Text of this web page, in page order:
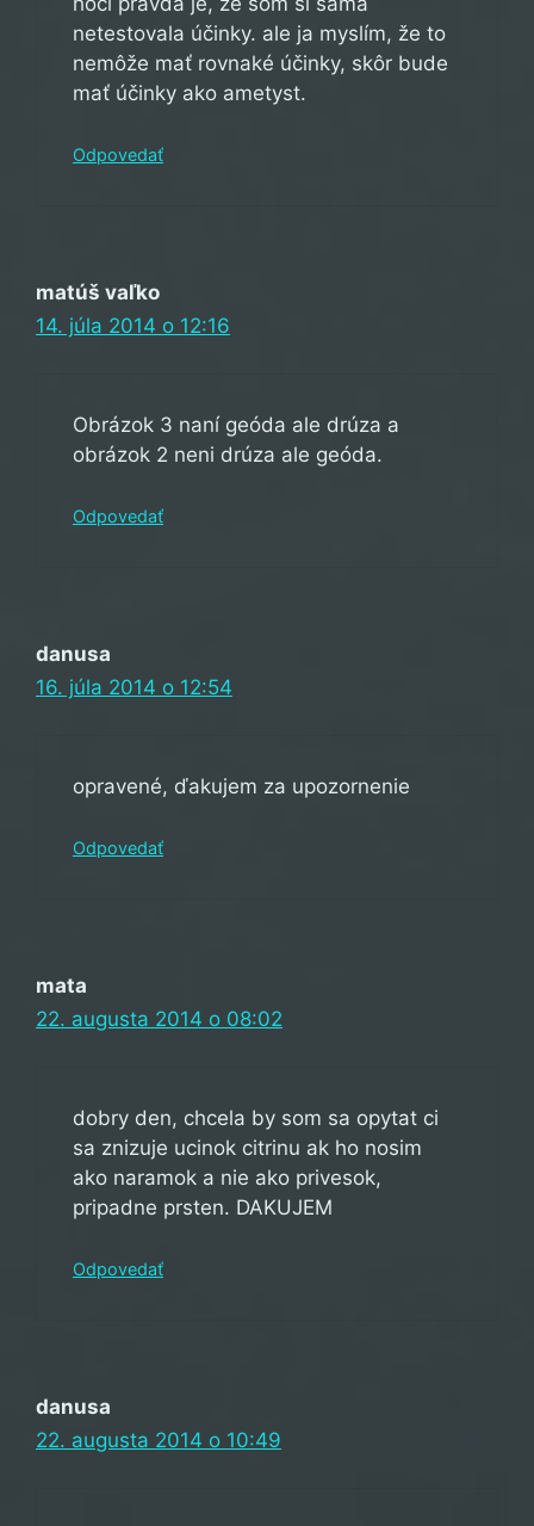
netestovala účinky. ale ja myslím, že to
nemôže mať rovnaké účinky, skôr bude
mať účinky ako ametyst.
Odpovedať
matúš vaľko
14. júla 2014 o 12:16
Obrázok 3 naní geóda ale drúza a
obrázok 2 neni drúza ale geóda.
Odpovedať
danusa
16. júla 2014 o 12:54
opravené, ďakujem za upozornenie
Odpovedať
mata
22. augusta 2014 o 08:02
dobry den, chcela by som sa opytat ci
sa znizuje ucinok citrinu ak ho nosim
ako naramok a nie ako privesok,
pripadne prsten. DAKUJEM
Odpovedať
danusa
22. augusta 2014 o 10:49